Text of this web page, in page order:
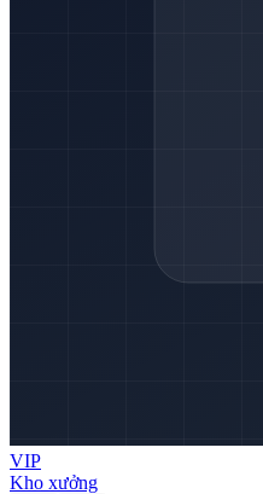
VIP
Kho xưởng